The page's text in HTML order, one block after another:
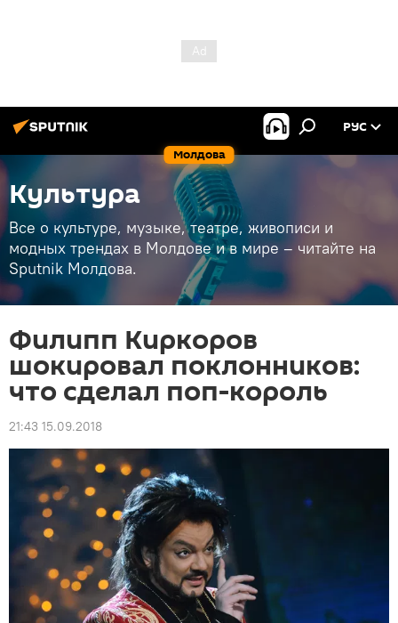
Молдова
РУС
Культура
Все о культуре, музыке, театре, живописи и
модных трендах в Молдове и в мире – читайте на
Sputnik Молдова.
Филипп Киркоров
шокировал поклонников:
что сделал поп-король
21:43 15.09.2018